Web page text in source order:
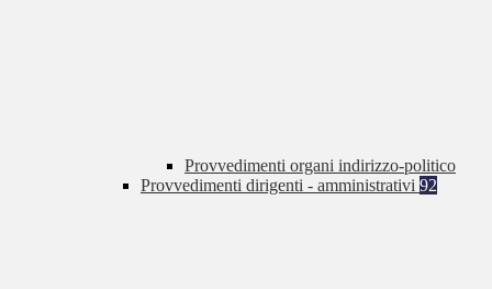
Provvedimenti organi indirizzo-politico
Provvedimenti dirigenti - amministrativi 92